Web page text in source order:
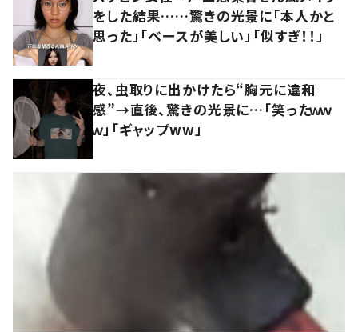
をした結果……驚きの光景に「本人かと
思った」「ベースが美しい」「似すぎ！！」
夜、虫取りに出かけたら“胸元に違和
感”→直後、驚きの光景に…「笑ったｗｗ
ｗ」「ギャップww」